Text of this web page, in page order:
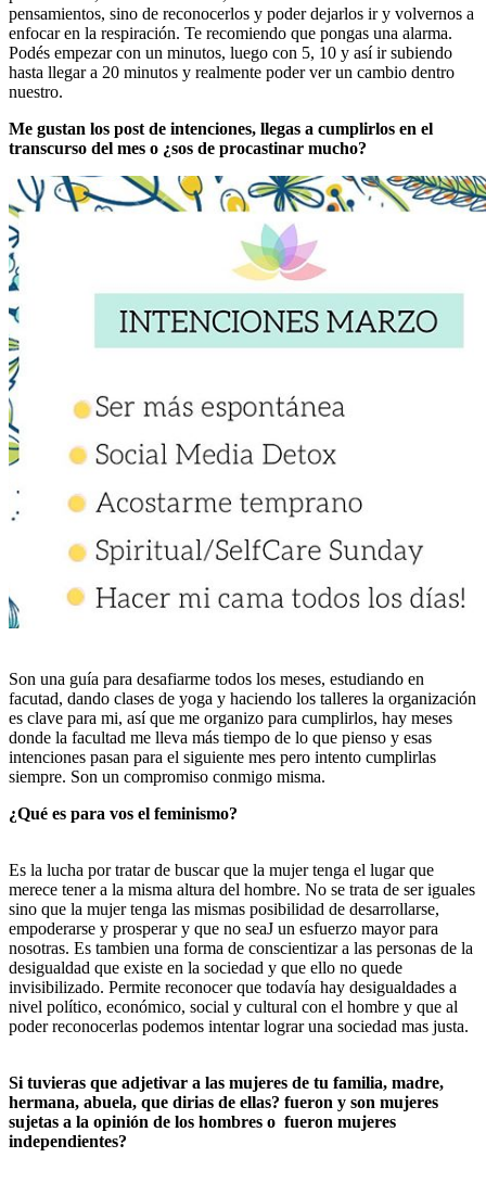
pensamientos, sino de reconocerlos y poder dejarlos ir y volvernos a
enfocar en la respiración. Te recomiendo que pongas una alarma.
Podés empezar con un minutos, luego con 5, 10 y así ir subiendo
hasta llegar a 20 minutos y realmente poder ver un cambio dentro
nuestro.
Me gustan los post de intenciones, llegas a cumplirlos en el
transcurso del mes o ¿sos de procastinar mucho?
Son una guía para desafiarme todos los meses, estudiando en
facutad, dando clases de yoga y haciendo los talleres la organización
es clave para mi, así que me organizo para cumplirlos, hay meses
donde la facultad me lleva más tiempo de lo que pienso y esas
intenciones pasan para el siguiente mes pero intento cumplirlas
siempre. Son un compromiso conmigo misma.
¿Qué es para vos el feminismo?
Es la lucha por tratar de buscar que la mujer tenga el lugar que
merece tener a la misma altura del hombre. No se trata de ser iguales
sino que la mujer tenga las mismas posibilidad de desarrollarse,
empoderarse y prosperar y que no seaJ un esfuerzo mayor para
nosotras. Es tambien una forma de conscientizar a las personas de la
desigualdad que existe en la sociedad y que ello no quede
invisibilizado. Permite reconocer que todavía hay desigualdades a
nivel político, económico, social y cultural con el hombre y que al
poder reconocerlas podemos intentar lograr una sociedad mas justa.
Si tuvieras que adjetivar a las mujeres de tu familia, madre,
hermana, abuela, que dirias de ellas? fueron y son mujeres
sujetas a la opinión de los hombres o fueron mujeres
independientes?